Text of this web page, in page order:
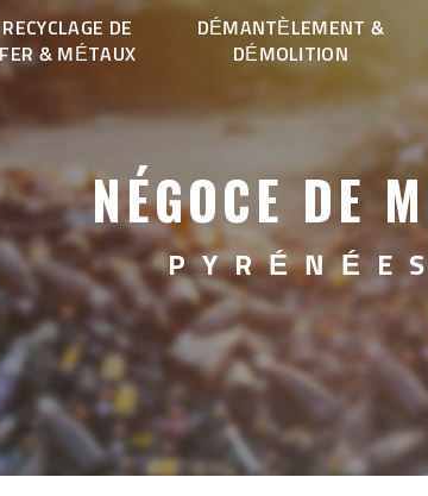
RECYCLAGE DE
FER & MÉTAUX
DÉMANTÈLEMENT &
DÉMOLITION
NÉGOCE DE